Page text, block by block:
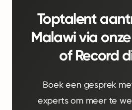
Toptalent
Malawi via
of Record
Boek een gesprek
experts om meer te